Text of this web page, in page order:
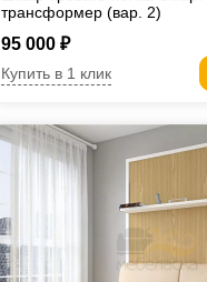
трансформер (вар. 2)
95 000 ₽
Купить в 1 клик